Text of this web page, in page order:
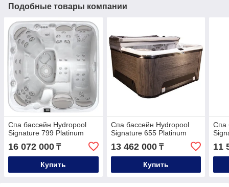
Подобные товары компании
Спа бассейн Hydropool
Signature 799 Platinum
16 072 000 ₸
Купить
Спа бассейн Hydropool
Signature 655 Platinum
13 462 000₸
Купить
Спа
11